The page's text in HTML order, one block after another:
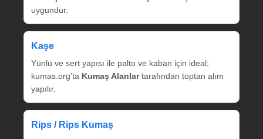
uygundur.
Kaşe
Yünlü ve sert yapısı ile palto ve kaban için ideal;
kumas.org’ta Kumaş Alanlartarafından toptan alım
yapılır.
Rips / Rips Kumaş